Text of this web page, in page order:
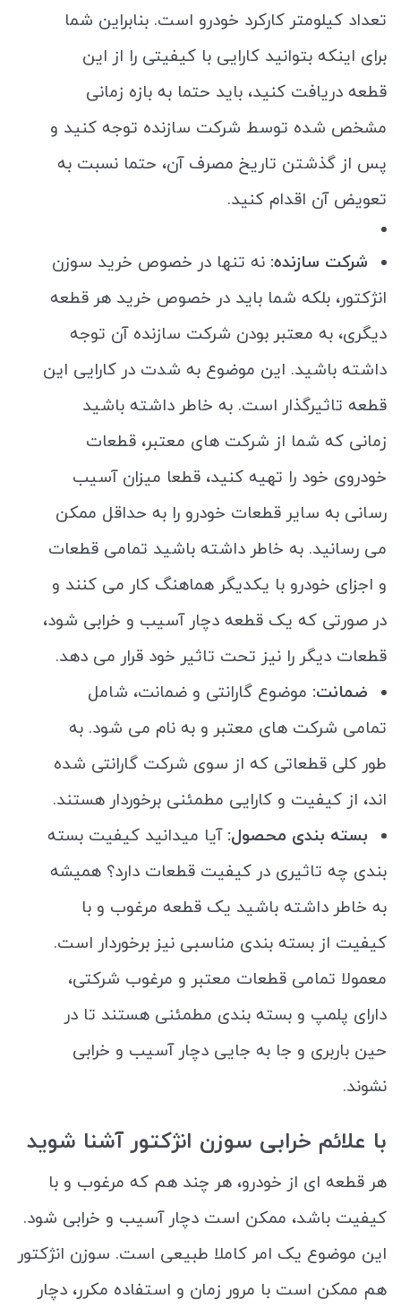
تعداد کیلومتر کارکرد خودرو است. بنابراین شما
برای اینکه بتوانید کارایی با کیفیتی را از این
قطعه دریافت کنید، باید حتما به بازه زمانی
مشخص شده توسط شرکت سازنده توجه کنید و
پس از گذشتن تاریخ مصرف آن، حتما نسبت به
تعویض آن اقدام کنید.
شرکت سازنده: نه تنها در خصوص خرید سوزن
انژکتور، بلکه شما باید در خصوص خرید هر قطعه
دیگری، به معتبر بودن شرکت سازنده آن توجه
داشته باشید. این موضوع به شدت در کارایی این
قطعه تاثیرگذار است. به خاطر داشته باشید
زمانی که شما از شرکت های معتبر، قطعات
خودروی خود را تهیه کنید، قطعا میزان آسیب
رسانی به سایر قطعات خودرو را به حداقل ممکن
می رسانید. به خاطر داشته باشید تمامی قطعات
و اجزای خودرو با یکدیگر هماهنگ کار می کنند و
در صورتی که یک قطعه دچار آسیب و خرابی شود،
قطعات دیگر را نیز تحت تاثیر خود قرار می دهد.
ضمانت: موضوع گارانتی و ضمانت، شامل
تمامی شرکت های معتبر و به نام می شود. به
طور کلی قطعاتی که از سوی شرکت گارانتی شده
اند، از کیفیت و کارایی مطمئنی برخوردار هستند.
بسته بندی محصول:آیا میدانید کیفیت بسته
بندی چه تاثیری در کیفیت قطعات دارد؟ همیشه
به خاطر داشته باشید یک قطعه مرغوب و با
کیفیت از بسته بندی مناسبی نیز برخوردار است.
معمولا تمامی قطعات معتبر و مرغوب شرکتی،
دارای پلمپ و بسته بندی مطمئنی هستند تا در
حین باربری و جا به جایی دچار آسیب و خرابی
نشوند.
با علائم خرابی سوزن انژکتور آشنا شوید
هر قطعه ای از خودرو، هر چند هم که مرغوب و با
کیفیت باشد، ممکن است دچار آسیب و خرابی شود.
این موضوع یک امر کاملا طبیعی است. سوزن انژکتور
هم ممکن است با مرور زمان و استفاده مکرر، دچار